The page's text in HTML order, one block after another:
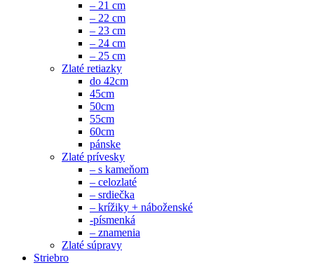
– 21 cm
– 22 cm
– 23 cm
– 24 cm
– 25 cm
Zlaté retiazky
do 42cm
45cm
50cm
55cm
60cm
pánske
Zlaté prívesky
– s kameňom
– celozlaté
– srdiečka
– krížiky + náboženské
-písmenká
– znamenia
Zlaté súpravy
Striebro